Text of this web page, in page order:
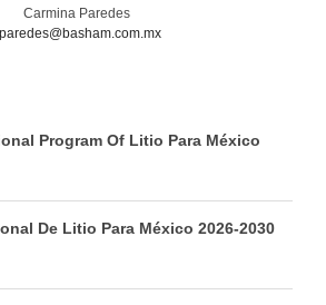
Carmina Paredes
Program Of Litio Para México
De Litio Para México 2026-2030